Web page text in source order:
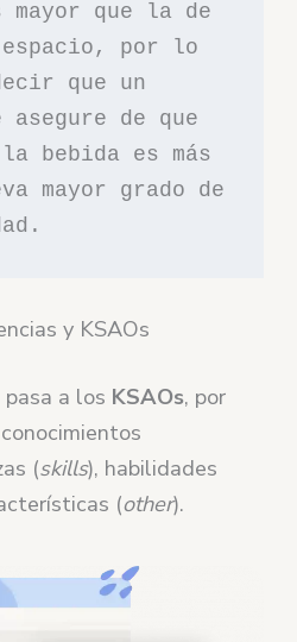
que la de
por lo
que un
asegure de que
bebida es más
mayor grado de
y KSAOs
a los KSAOs, por
(skills), habilidades
(other).